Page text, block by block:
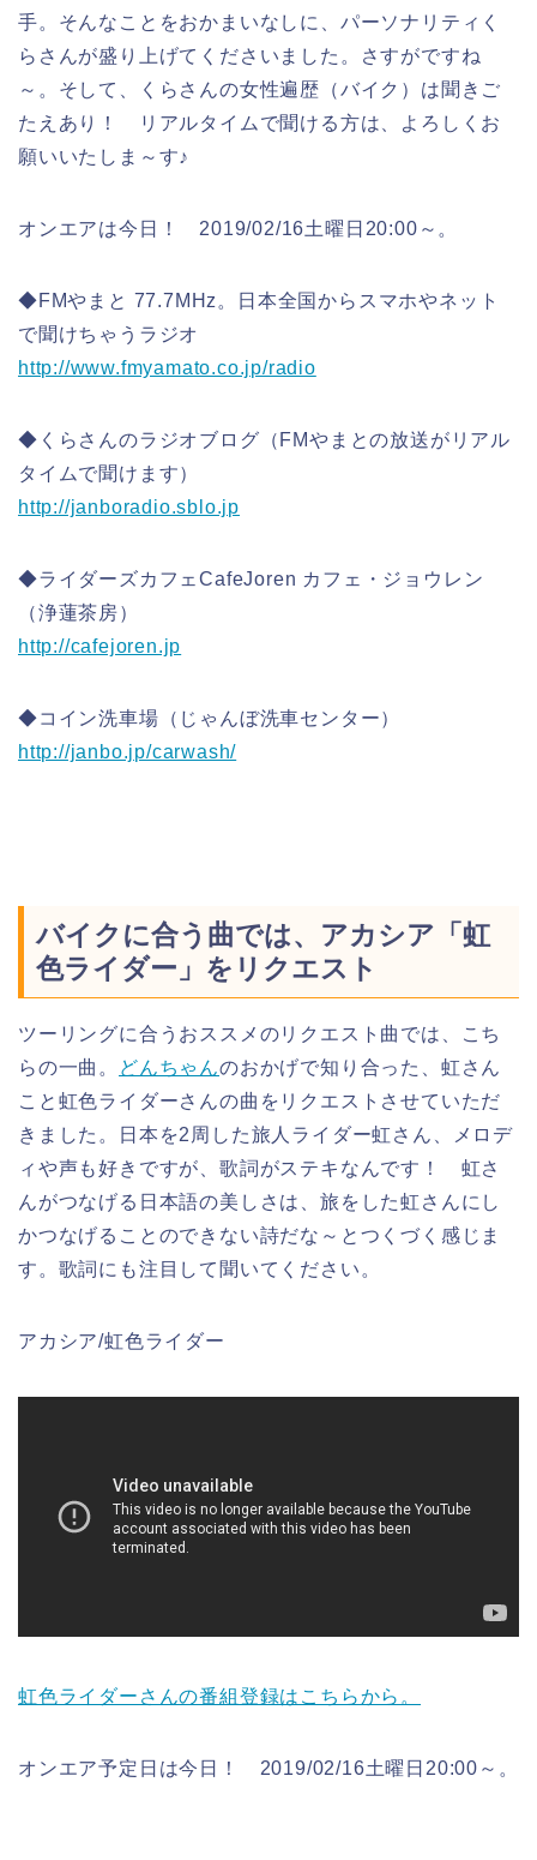
手。そんなことをおかまいなしに、パーソナリティく
らさんが盛り上げてくださいました。さすがですね
～。そして、くらさんの女性遍歴（バイク）は聞きご
たえあり！ リアルタイムで聞ける方は、よろしくお
願いいたしま～す♪
オンエアは今日！ 2019/02/16土曜日20:00～。
◆FMやまと 77.7MHz。日本全国からスマホやネット
で聞けちゃうラジオ
http://www.fmyamato.co.jp/radio
◆くらさんのラジオブログ（FMやまとの放送がリアル
タイムで聞けます）
http://janboradio.sblo.jp
◆ライダーズカフェCafeJoren カフェ・ジョウレン
（浄蓮茶房）
http://cafejoren.jp
◆コイン洗車場（じゃんぼ洗車センター）
http://janbo.jp/carwash/
バイクに合う曲では、アカシア「虹
色ライダー」をリクエスト
ツーリングに合うおススメのリクエスト曲では、こち
らの一曲。
どんちゃんのおかげで知り合った、虹さん
こと虹色ライダーさんの曲をリクエストさせていただ
きました。日本を2周した旅人ライダー虹さん、メロデ
ィや声も好きですが、歌詞がステキなんです！ 虹さ
んがつなげる日本語の美しさは、旅をした虹さんにし
かつなげることのできない詩だな～とつくづく感じま
す。歌詞にも注目して聞いてください。
アカシア/虹色ライダー
虹色ライダーさんの番組登録はこちらから。
オンエア予定日は今日！ 2019/02/16土曜日20:00～。